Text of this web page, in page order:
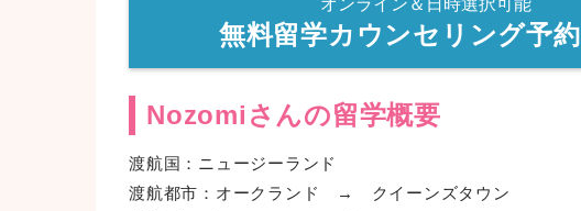
無料留学カウンセリング予約
Nozomiさんの留学概要
渡航国：ニュージーランド
渡航都市：オークランド → クイーンズタウン